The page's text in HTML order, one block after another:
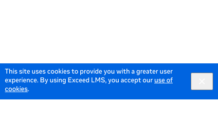
This site uses cookies to provide you with a greater user
experience. By using Exceed LMS, you accept our use of
cookies.